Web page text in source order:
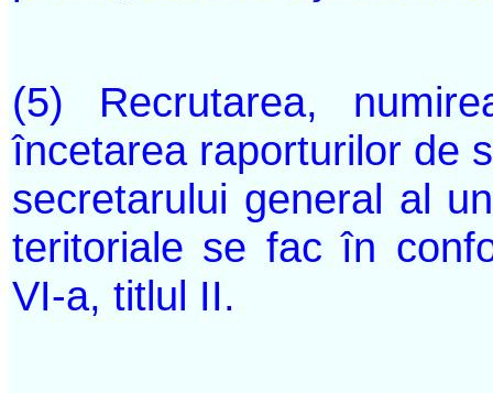
(5) Recrutarea,
încetarea raporturilor de
secretarului general al
teritoriale se fac în
VI-a, titlul II.